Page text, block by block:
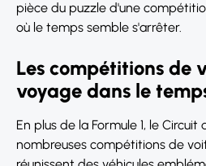
pièce du puzzle d'une
où le temps semble s'arrêter.
Les compétitions de
voyage dans le
En plus de la Formule 1, le
nombreuses compétitions de